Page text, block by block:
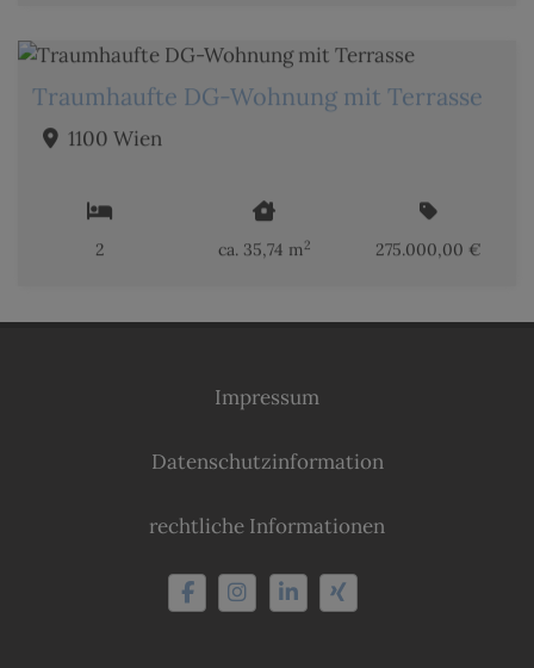
Traumhaufte DG-Wohnung mit Terrasse
1100 Wien
2 ca. 35,74 m2 275.000,00 €
Impressum
Datenschutzinformation
rechtliche Informationen